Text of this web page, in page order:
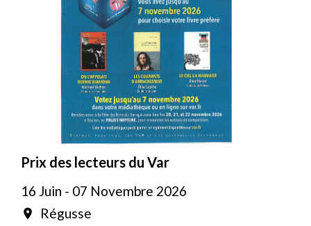
Prix des lecteurs du Var
16 Juin - 07 Novembre 2026
location_on
Régusse